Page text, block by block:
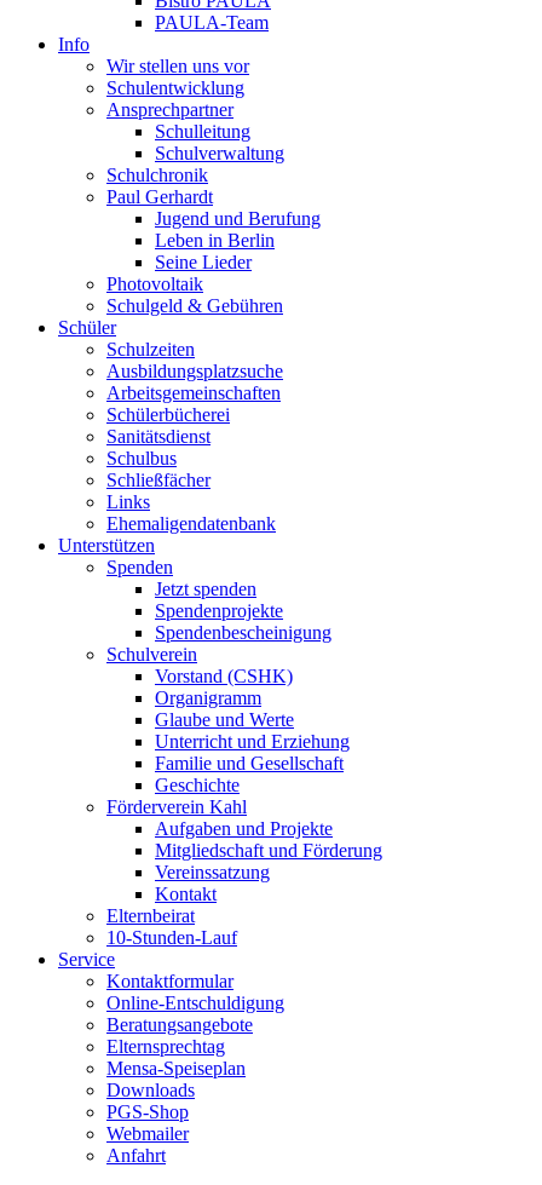
PAULA-Team
Info
Wir stellen uns vor
Schulentwicklung
Ansprechpartner
Schulleitung
Schulverwaltung
Schulchronik
Paul Gerhardt
Jugend und Berufung
Leben in Berlin
Seine Lieder
Photovoltaik
Schulgeld & Gebühren
Schüler
Schulzeiten
Ausbildungsplatzsuche
Arbeitsgemeinschaften
Schülerbücherei
Sanitätsdienst
Schulbus
Schließfächer
Links
Ehemaligendatenbank
Unterstützen
Spenden
Jetzt spenden
Spendenprojekte
Spendenbescheinigung
Schulverein
Vorstand (CSHK)
Organigramm
Glaube und Werte
Unterricht und Erziehung
Familie und Gesellschaft
Geschichte
Förderverein Kahl
Aufgaben und Projekte
Mitgliedschaft und Förderung
Vereinssatzung
Kontakt
Elternbeirat
10-Stunden-Lauf
Service
Kontaktformular
Online-Entschuldigung
Beratungsangebote
Elternsprechtag
Mensa-Speiseplan
Downloads
PGS-Shop
Webmailer
Anfahrt